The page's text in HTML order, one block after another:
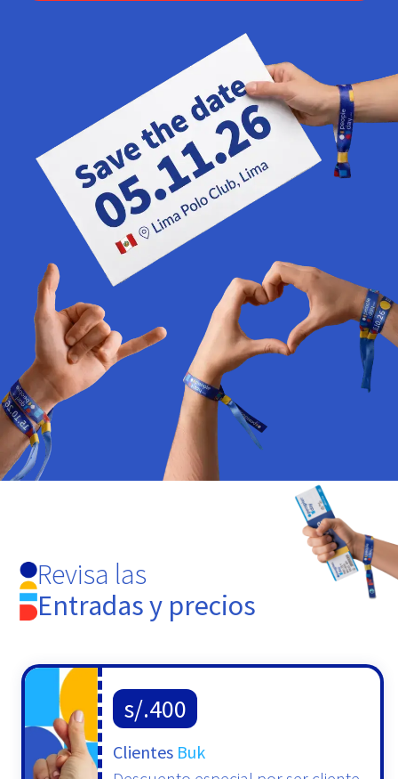
Revisa las
Entradas y precios
s/.400
Clientes Buk